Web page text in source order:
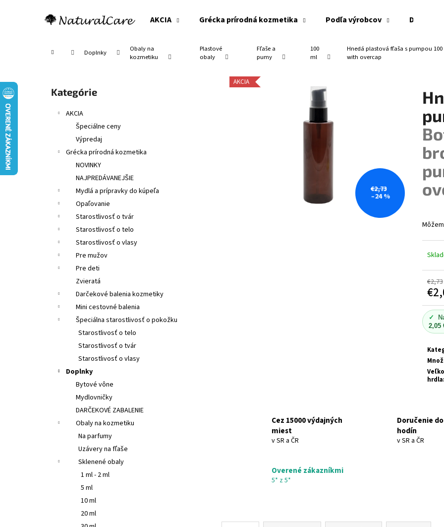
AKCIA Grécka prírodná kozmetika Podľa výrobcov Doplnky
Domov Doplnky
Obaly na
kozmetiku
Plastové
obaly
Fľaše a
pumy
100
ml
Hnedá plastová fľaša s pumpou
with overcap
Preskočiť
kategórie
Kategórie
AKCIA
Špeciálne ceny
Výpredaj
Grécka prírodná kozmetika
NOVINKY
NAJPREDÁVANEJŠIE
Mydlá a prípravky do kúpeľa
Opaľovanie
Starostlivosť o tvár
Starostlivosť o telo
Starostlivosť o vlasy
Pre mužov
Pre deti
Zvieratá
Darčekové balenia kozmetiky
Mini cestovné balenia
Špeciálna starostlivosť o pokožku
Starostlivosť o telo
Starostlivosť o tvár
Starostlivosť o vlasy
Doplnky
Bytové vône
Mydlovničky
DARČEKOVÉ ZABALENIE
Obaly na kozmetiku
Na parfumy
Uzávery na fľaše
Sklenené obaly
1 ml - 2 ml
5 ml
10 ml
20 ml
€2,73
cena:
✓
2,05
hrdla:
AKCIA
€2,73
–24 %
Cez 15000 výdajných
miest
v SR a ČR
Doručenie
hodín
v SR a ČR
Overené zákazníkmi
5* z 5*
Späť
Späť
Čo potrebujete nájsť?
SANTO VOLCANO SPA KOZMETICKÉ SÉRUM -
OLEJ NA VLASY A TELOSANTO VOLCANO SPA
COSMETIC SERUM – OIL HAIR & BODY
€26,55
HERBOLIVE
SHAMPOO FOR